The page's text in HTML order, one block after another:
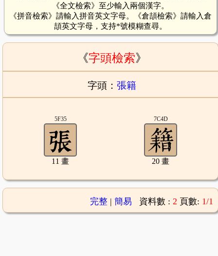
《全文檢索》至少輸入兩個漢字。
《拼音檢索》請輸入拼音英文字母。《倉頡檢索》請輸入倉
頡英文字母，支持*號模糊查尋。
《字頭檢索》
字頭： 張籍
5F35
11 畫
7C4D
20 畫
完整| 簡易 資料數 : 2 頁數: 1/1